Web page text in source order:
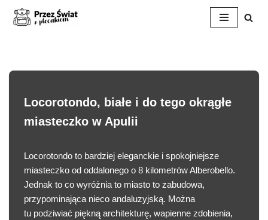
Locorotondo, białe i do tego okrągłe
miasteczko w Apulii
Locorotondo to bardziej eleganckie i spokojniejsze
miasteczko od oddalonego o 8 kilometrów Alberobello.
Jednak to co wyróżnia to miasto to zabudowa,
przypominająca nieco andaluzyjską. Można
tu podziwiać piękną architekturę, wapienne zdobienia,